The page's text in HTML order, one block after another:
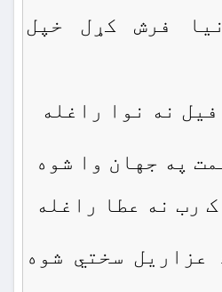
فرش کړل خپل
نه نوا راغله
په جهان وا شوه
رب نه عطا راغله
سختي شوه